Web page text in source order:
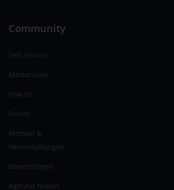
Community
Self-Service
Masterclass
How to
Forum
Messen &
Veranstaltungen
Bewertungen
Agentur finden